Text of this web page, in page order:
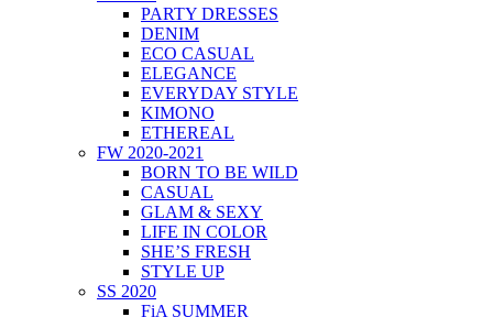
PARTY DRESSES
DENIM
ECO CASUAL
ELEGANCE
EVERYDAY STYLE
KIMONO
ETHEREAL
FW 2020-2021
BORN TO BE WILD
CASUAL
GLAM & SEXY
LIFE IN COLOR
SHE’S FRESH
STYLE UP
SS 2020
FiA SUMMER